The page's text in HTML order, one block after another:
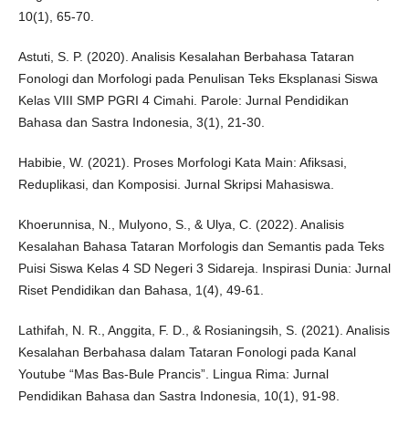
10(1), 65-70.
Astuti, S. P. (2020). Analisis Kesalahan Berbahasa Tataran
Fonologi dan Morfologi pada Penulisan Teks Eksplanasi Siswa
Kelas VIII SMP PGRI 4 Cimahi. Parole: Jurnal Pendidikan
Bahasa dan Sastra Indonesia, 3(1), 21-30.
Habibie, W. (2021). Proses Morfologi Kata Main: Afiksasi,
Reduplikasi, dan Komposisi. Jurnal Skripsi Mahasiswa.
Khoerunnisa, N., Mulyono, S., & Ulya, C. (2022). Analisis
Kesalahan Bahasa Tataran Morfologis dan Semantis pada Teks
Puisi Siswa Kelas 4 SD Negeri 3 Sidareja. Inspirasi Dunia: Jurnal
Riset Pendidikan dan Bahasa, 1(4), 49-61.
Lathifah, N. R., Anggita, F. D., & Rosianingsih, S. (2021). Analisis
Kesalahan Berbahasa dalam Tataran Fonologi pada Kanal
Youtube “Mas Bas-Bule Prancis”. Lingua Rima: Jurnal
Pendidikan Bahasa dan Sastra Indonesia, 10(1), 91-98.